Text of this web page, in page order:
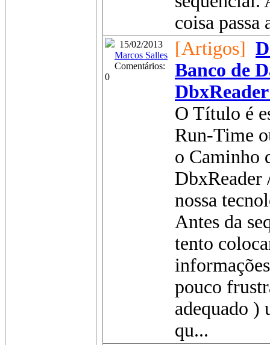
coisa
15/02/2013
Marcos Salles
Comentários:
0
[Artigos]
Banco de
O Título é
Run-Time
o Caminho
nossa
Antes da
tento
pouco
adequado )
qu...